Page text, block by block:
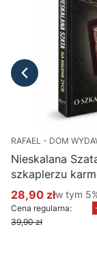
RAFAEL - DOM
Nieskalana
szkaplerzu
Ciechanowski
Cena
28,90 złw tym
w tym
Cena regularna:
39,90 zł